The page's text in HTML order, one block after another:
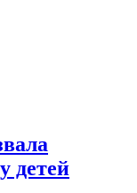
детей